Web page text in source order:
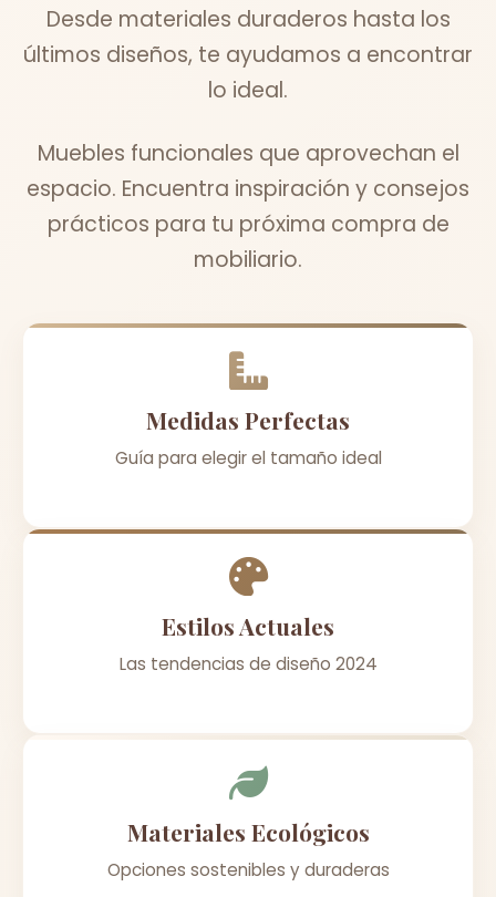
Desde materiales duraderos hasta los
últimos diseños, te ayudamos a encontrar
lo ideal.
Muebles funcionales que aprovechan el
espacio. Encuentra inspiración y consejos
prácticos para tu próxima compra de
mobiliario.
Medidas Perfectas
Guía para elegir el tamaño ideal
Estilos Actuales
Las tendencias de diseño 2024
Materiales Ecológicos
Opciones sostenibles y duraderas